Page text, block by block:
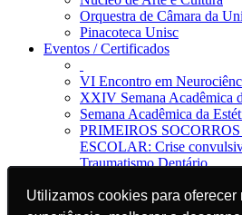
Utilizamos cookies para oferecer
Utilizamos cookies para oferecer
Orquestra de Câmara da
Pinacoteca Unisc
Eventos / Certificados
VI Encontro em
XXIV Semana Acadêmica
Semana Acadêmica da
PRIMEIROS
ESCOLAR: Crise
Traumatismo Dentário
Jornal da Unisc
Notícias